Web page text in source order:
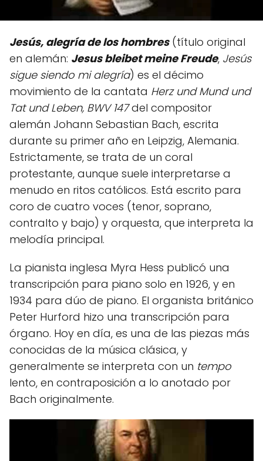
Jesús, alegría de los hombres(título original
en alemán: Jesus bleibet meine Freude, Jesús
sigue siendo mi alegría) es el décimo
movimiento de la cantata Herz und Mund und
Tat und Leben, BWV 147del compositor
alemán Johann Sebastian Bach, escrita
durante su primer año en Leipzig, Alemania.
Estrictamente, se trata de un coral
protestante, aunque suele interpretarse a
menudo en ritos católicos. Está escrito para
coro de cuatro voces (tenor, soprano,
contralto y bajo) y orquesta, que interpreta la
melodía principal.
La pianista inglesa Myra Hess publicó una
transcripción para piano solo en 1926, y en
1934 para dúo de piano. El organista británico
Peter Hurford hizo una transcripción para
órgano. Hoy en día, es una de las piezas más
conocidas de la música clásica, y
generalmente se interpreta con un tempo
lento, en contraposición a lo anotado por
Bach originalmente.